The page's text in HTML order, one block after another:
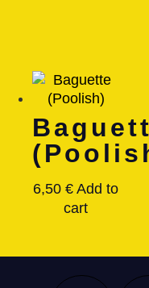
6,50 € Add to
cart